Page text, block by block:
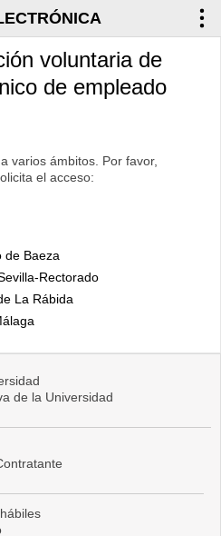
voluntaria de
de empleado
varios ámbitos. Por favor,
el acceso:
de Baeza
Rectorado
La Rábida
de la Universidad